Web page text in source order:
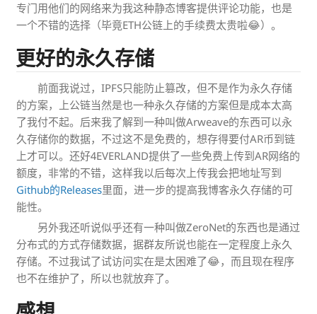
专门用他们的网络来为我这种静态博客提供评论功能，也是
一个不错的选择（毕竟ETH公链上的手续费太贵啦😂）。
更好的永久存储
前面我说过，IPFS只能防止篡改，但不是作为永久存储
的方案，上公链当然是也一种永久存储的方案但是成本太高
了我付不起。后来我了解到一种叫做Arweave的东西可以永
久存储你的数据，不过这不是免费的，想存得要付AR币到链
上才可以。还好4EVERLAND提供了一些免费上传到AR网络的
额度，非常的不错，这样我以后每次上传我会把地址写到
Github的Releases里面，进一步的提高我博客永久存储的可
能性。
另外我还听说似乎还有一种叫做ZeroNet的东西也是通过
分布式的方式存储数据，据群友所说也能在一定程度上永久
存储。不过我试了试访问实在是太困难了😂，而且现在程序
也不在维护了，所以也就放弃了。